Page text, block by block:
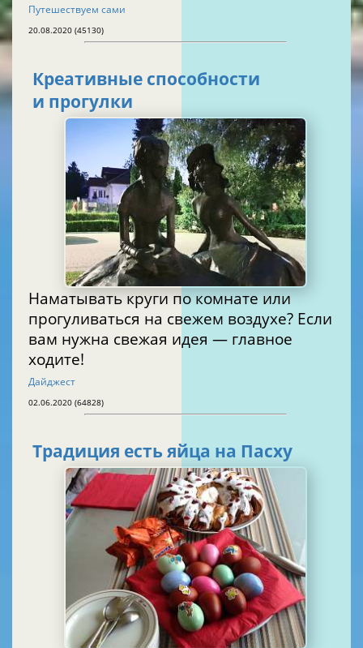
Путешествуем сами
20.08.2020 (45130)
Креативные способности
и прогулки
Наматывать круги по комнате или
прогуливаться на свежем воздухе? Если
вам нужна свежая идея — главное
ходите!
Дайджест
02.06.2020 (64828)
Традиция есть яйца на Пасху